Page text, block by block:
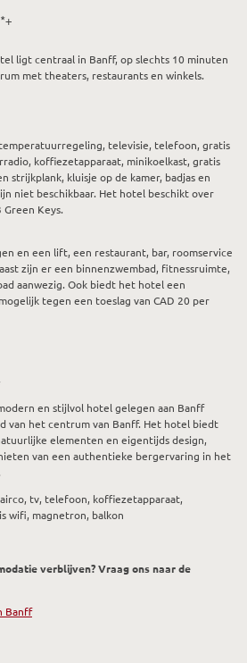
ligt centraal in Banff, op slechts 10 minuten
met theaters, restaurants en winkels.
televisie, telefoon, gratis
koffiezetapparaat, minikoelkast, gratis
strijkplank, kluisje op de kamer, badjas en
niet beschikbaar. Het hotel beschikt over
Keys.
en een lift, een restaurant, bar, roomservice
zijn er een binnenzwembad, fitnessruimte,
aanwezig. Ook biedt het hotel een
tegen een toeslag van CAD 20 per
en stijlvol hotel gelegen aan Banff
van het centrum van Banff. Het hotel biedt
elementen en eigentijds design,
van een authentieke bergervaring in het
tv, telefoon, koffiezetapparaat,
wifi, magnetron, balkon
verblijven? Vraag ons naar de
Banff